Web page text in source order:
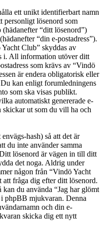
ett unikt identifierbart namn
personligt lösenord som
“ditt lösenord”)
“din e-postadress”).
Club” skyddas av
i. All information utöver ditt
som krävs av “Vindö
är endera obligatorisk eller
kan enligt forumledningens
som ska visas publikt.
automatiskt genererade e-
ut som du vill ha och
hash) så att det är
du inte använder samma
lösenord är vägen in till ditt
det noga. Aldrig under
någon från “Vindö Yacht
fråga dig efter ditt lösenord.
du använda “Jag har glömt
phpBB mjukvaran. Denna
och din e-
skicka dig ett nytt